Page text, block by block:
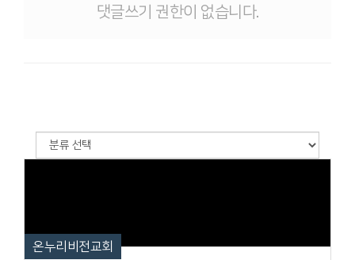
댓글쓰기 권한이 없습니다.
온누리비전교회